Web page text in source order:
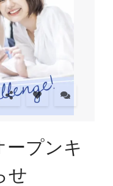
ープンキ
せ